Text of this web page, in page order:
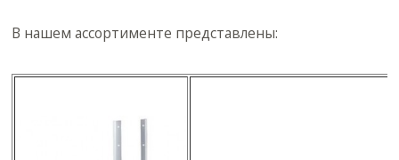
В нашем ассортименте представлены: